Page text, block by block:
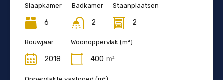
Slaapkamer
6
Badkamer
2
Staanplaatsen
2
Bouwjaar
2018
Woonoppervlak (m²)
400 m²